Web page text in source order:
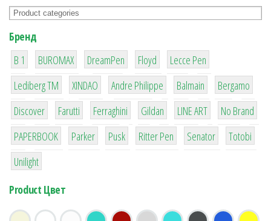
Бренд
B 1
1
BUROMAX
1
DreamPen
2
Floyd
2
Lecce Pen
3
Lediberg ТМ
3
XINDAO
1
Andre Philippe
4
Balmain
26
Bergamo
64
Discover
299
Farutti
4
Ferraghini
42
Gildan
4
LINE ART
90
No Brand
8
PAPERBOOK
6
Parker
2
Pusk
22
Ritter Pen
15
Senator
43
Totobi
1
Unilight
Product Цвет